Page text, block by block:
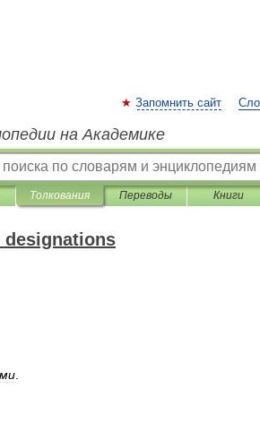
Запомнить сайт
на Академике
Толкования Переводы Книги